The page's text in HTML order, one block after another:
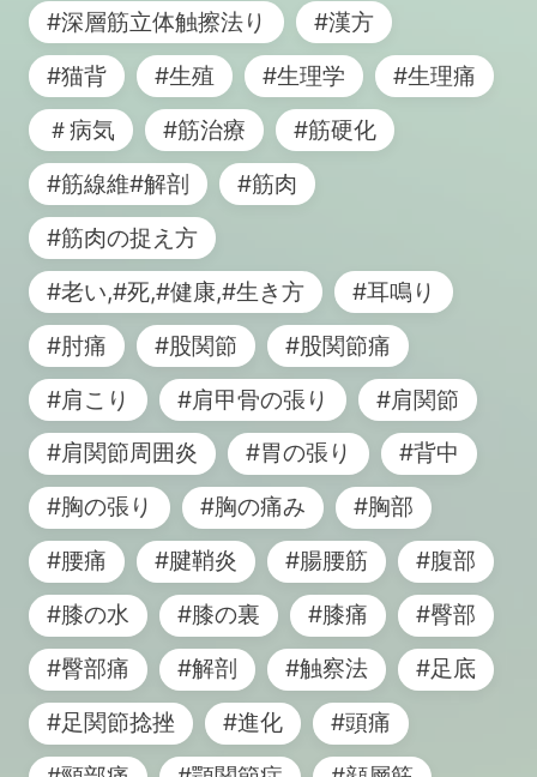
#深層筋立体触擦法り
#漢方
#猫背
#生殖 #生理学
#生理痛
＃病気
#筋治療
#筋硬化
#筋線維#解剖
#筋肉
#筋肉の捉え方
#老い,#死,#健康,#生き方
#耳鳴り
#肘痛
#股関節
#股関節痛
#肩こり
#肩甲骨の張り
#肩関節
#肩関節周囲炎
#胃の張り
#背中
#胸の張り
#胸の痛み
#胸部
#腰痛
#腱鞘炎 #腸腰筋
#腹部
#膝の水
#膝の裏 #膝痛
#臀部
#臀部痛
#解剖 #触察法
#足底
#足関節捻挫
#進化
#頭痛